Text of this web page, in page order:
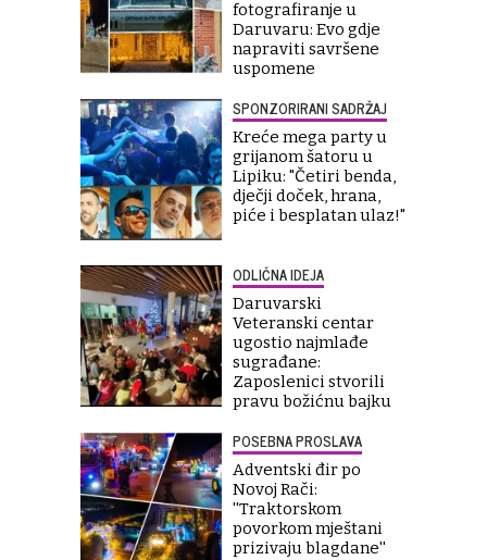
fotografiranje u
Daruvaru: Evo gdje
napraviti savršene
uspomene
SPONZORIRANI SADRŽAJ
Kreće mega party u
grijanom šatoru u
Lipiku: "Četiri benda,
dječji doček, hrana,
piće i besplatan ulaz!"
ODLIČNA IDEJA
Daruvarski
Veteranski centar
ugostio najmlađe
sugrađane:
Zaposlenici stvorili
pravu božićnu bajku
POSEBNA PROSLAVA
Adventski đir po
Novoj Rači:
''Traktorskom
povorkom mještani
prizivaju blagdane''